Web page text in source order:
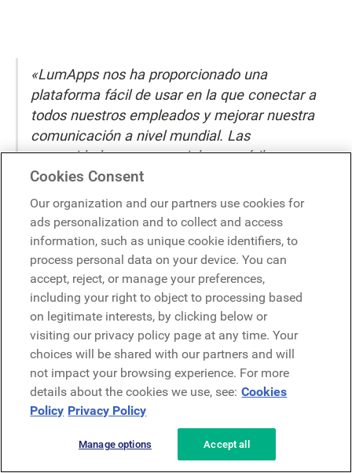
«LumApps nos ha proporcionado una
plataforma fácil de usar en la que conectar a
todos nuestros empleados y mejorar nuestra
comunicación a nivel mundial. Las
comunidades son especialmente útiles para
facilitar el intercambio de información e ideas
entre nuestros expertos técnicos y el
personal de ventas ubicados en diferentes
partes del mundo».~Lauren Calvert,
directora de marketing del grupo Welding
Alloys
Obtenga más información sobre cómo LumApps ayudó a
Welding Alloys a acelerar su transformación digital
leyendo el caso práctico completo.
A continuación, se muestra un ejemplo de algunos de los
formatos de publicación que puede utilizar en el diseño
de su intranet para capturar conocimientos.
Cookies Consent
Our organization and our partners use cookies for
ads personalization and to collect and access
information, such as unique cookie identifiers, to
process personal data on your device. You can
accept, reject, or manage your preferences,
including your right to object to processing based
on legitimate interests, by clicking below or
visiting our privacy policy page at any time. Your
choices will be shared with our partners and will
not impact your browsing experience. For more
details about the cookies we use, see: Cookies
Policy Privacy Policy
Manage options Accept all